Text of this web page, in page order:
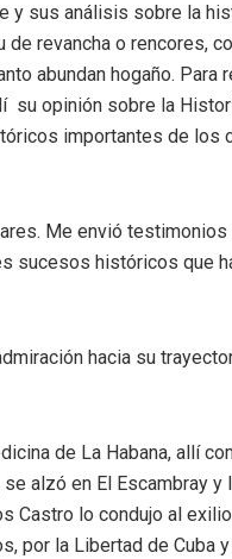
y sus análisis sobre la
revancha o rencores,
abundan hogaño. Para
su opinión sobre la
importantes de los
Me envió testimonios
sucesos históricos que
hacia su
de La Habana, allí
alzó en El Escambray y
Castro lo condujo al
por la Libertad de Cuba